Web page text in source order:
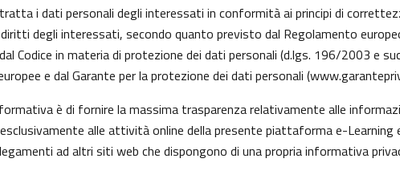
i dati personali degli interessati in conformità ai principi di
degli interessati, secondo quanto previsto dal Regolamento
Codice in materia di protezione dei dati personali (d.lgs. 196/2003 e
e dal Garante per la protezione dei dati personali (
è di fornire la massima trasparenza relativamente alle
esclusivamente alle attività online della presente piattaforma e-
ad altri siti web che dispongono di una propria informativa